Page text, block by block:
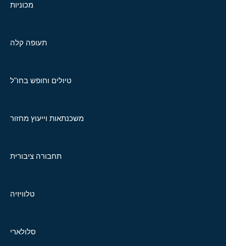
מכוניות
תעופה קלה
טיולים וחופש בחו"ל
משכנתאות וייעוץ מחזור
תחבורה ציבורית
טלוויזיה
סלולארי